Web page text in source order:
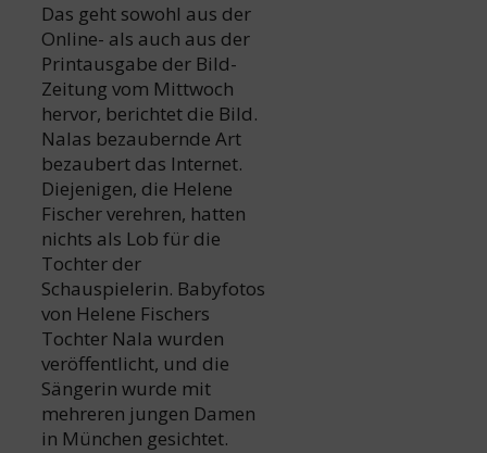
Das geht sowohl aus der
Online- als auch aus der
Printausgabe der Bild-
Zeitung vom Mittwoch
hervor, berichtet die Bild.
Nalas bezaubernde Art
bezaubert das Internet.
Diejenigen, die Helene
Fischer verehren, hatten
nichts als Lob für die
Tochter der
Schauspielerin. Babyfotos
von Helene Fischers
Tochter Nala wurden
veröffentlicht, und die
Sängerin wurde mit
mehreren jungen Damen
in München gesichtet.